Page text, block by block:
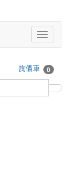
詢價車 0